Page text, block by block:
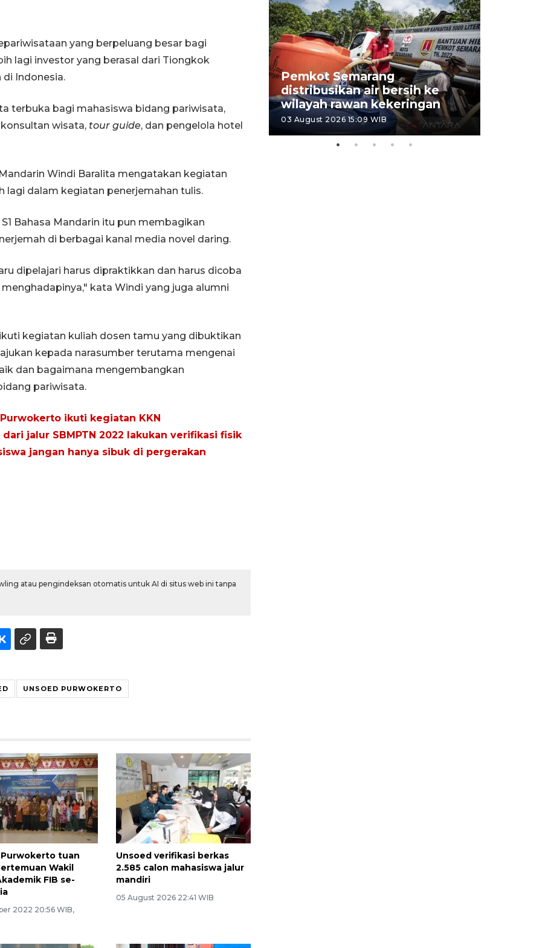
yang berpeluang besar bagi
lagi investor yang berasal dari Tiongkok
Indonesia.
terbuka bagi mahasiswa bidang pariwisata,
wisata, tour guide, dan pengelola hotel
Windi Baralita mengatakan kegiatan
lagi dalam kegiatan penerjemahan tulis.
Bahasa Mandarin itu pun membagikan
di berbagai kanal media novel daring.
dipelajari harus dipraktikkan dan harus dicoba
kata Windi yang juga alumni
kegiatan kuliah dosen tamu yang dibuktikan
kepada narasumber terutama mengenai
dan bagaimana mengembangkan
pariwisata.
ikuti kegiatan KKN
jalur SBMPTN 2022 lakukan verifikasi fisik
jangan hanya sibuk di pergerakan
atau pengindeksan otomatis untuk AI di situs web ini tanpa
UNSOED PURWOKERTO
tuan
Wakil
FIB se-
2022 20:56 WIB,
Unsoed verifikasi berkas
2.585 calon mahasiswa jalur
mandiri
05 August 2026 22:41 WIB
menyusut
27 July 2026 20:07 WIB
Pemkot Semarang
distribusikan air bersih ke
wilayah rawan kekeringan
03 August 2026 15:09 WIB